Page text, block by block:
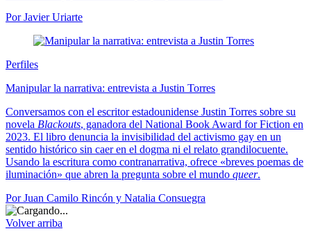
Por Javier Uriarte
Perfiles
Manipular la narrativa: entrevista a Justin Torres
Conversamos con el escritor estadounidense Justin Torres sobre su
novela Blackouts, ganadora del National Book Award for Fiction en
2023. El libro denuncia la invisibilidad del activismo gay en un
sentido histórico sin caer en el dogma ni el relato grandilocuente.
Usando la escritura como contranarrativa, ofrece «breves poemas de
iluminación» que abren la pregunta sobre el mundo queer.
Por Juan Camilo Rincón y Natalia Consuegra
Volver arriba